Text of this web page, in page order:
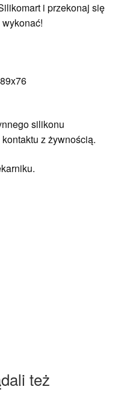
i przekonaj się
silikonu
z żywnością.
też